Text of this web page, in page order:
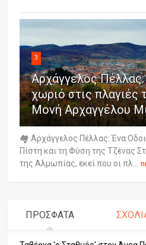
3
Αρχάγγελος
χωριό στις πλαγιές
Μονή Αρχαγγέλου
🏘️ Αρχάγγελος Πέλλας: Ένα
Πίστη και τη Φύση της Τζένας
της Αλμωπίας, εκεί που οι πλ...
ΠΡΟΣΦΑΤΑ